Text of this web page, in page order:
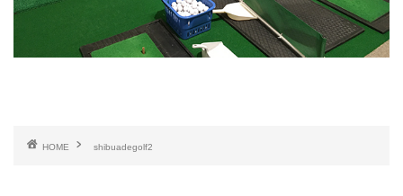
HOME shibuadegolf2